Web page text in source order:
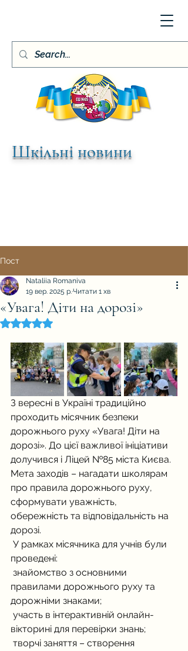
Шкільні новини
Пост
«Увага! Діти на дорозі»
Nataliia Romaniva
19 вер. 2025 р.Читати 1 хв
Оцінка: NaN з 5 зірок.
З вересні в Україні традиційно
проходить місячник безпеки
дорожнього руху «Увага! Діти на
дорозі». До цієї важливої ініціативи
долучився і Ліцей №85 міста Києва.
Мета заходів – нагадати школярам
про правила дорожнього руху,
сформувати уважність,
обережність та відповідальність на
дорозі.
У рамках місячника для учнів були
проведені:
знайомство з основними
правилами дорожнього руху та
дорожніми знаками;
участь в інтерактивній онлайн-
вікторині для перевірки знань;
творчі заняття – створення